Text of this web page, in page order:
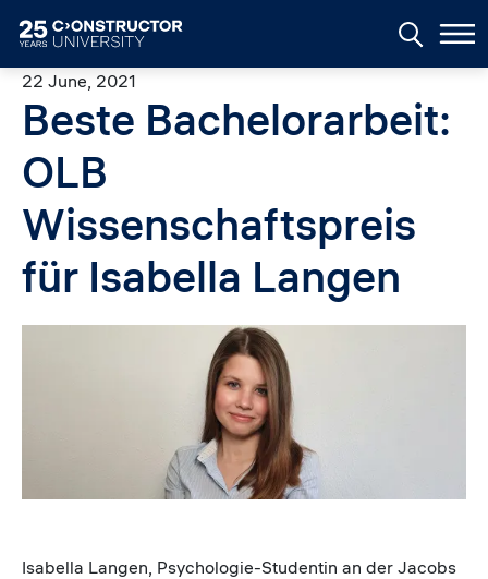
22 June, 2021
Beste Bachelorarbeit:
OLB
Wissenschaftspreis
für Isabella Langen
Isabella Langen, Psychologie-Studentin an der Jacobs